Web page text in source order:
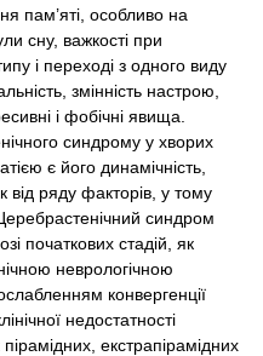
пам’яті, особливо на
сну, важкості при
і переході з одного виду
змінність настрою,
і фобічні явища.
синдрому у хворих
є його динамічність,
від ряду факторів, у тому
синдром
початкових стадій, як
неврологічною
конвергенції
недостатності
екстрапірамідних